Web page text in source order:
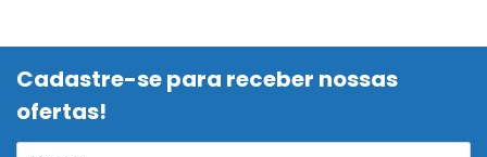
Cadastre-se para receber nossas
ofertas!